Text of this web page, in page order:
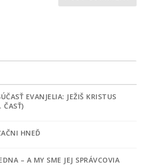
EVANJELIA: JEŽIŠ KRISTUS
ČASŤ)
HNEĎ
– A MY SME JEJ SPRÁVCOVIA